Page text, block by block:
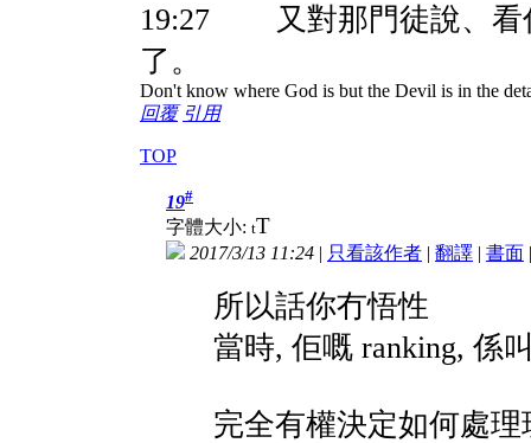
19:27 又對那門徒說、看
了。
Don't know where God is but the Devil is in the
回覆 引用
TOP
19#
字體大小: tT
2017/3/13 11:24 | 只看該作者 | 翻譯 | 書面
所以話你冇悟性
當時, 佢嘅 ranking, 係
完全有權決定如何處